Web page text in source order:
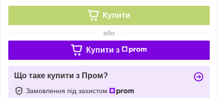
Купити
або
Купити з
Що таке купити з Пром?
Замовлення під захистом